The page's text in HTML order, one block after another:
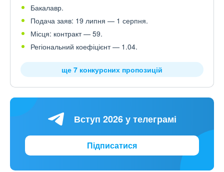
Бакалавр.
Подача заяв: 19 липня — 1 серпня.
Місця: контракт — 59.
Регіональний коефіцієнт — 1.04.
ще 7 конкурсних пропозицій
Вступ 2026 у телеграмі
Підписатися